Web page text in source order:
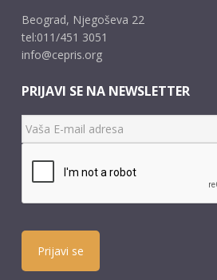
Beograd, Njegoševa 22
tel:011/451 3051
info@cepris.org
PRIJAVI SE NA NEWSLETTER
Prijavi se